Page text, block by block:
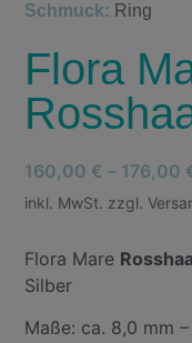
Schmuck: Ring
Flora
160,00 € – 176,00
inkl. MwSt. zzgl.
Flora Mare
Silber
Maße: ca. 8,0 mm